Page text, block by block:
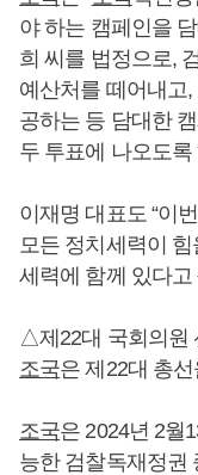
야 하는 캠페인을
희 씨를 법정으로,
예산처를 떼어내고,
공하는 등 담대한
두 투표에 나오도록
이재명 대표도 “이
모든 정치세력이 힘
세력에 함께 있다
△제22대 국회의원
조국은 제22대 총
조국은 2024년 2월
능한 검찰독재정권